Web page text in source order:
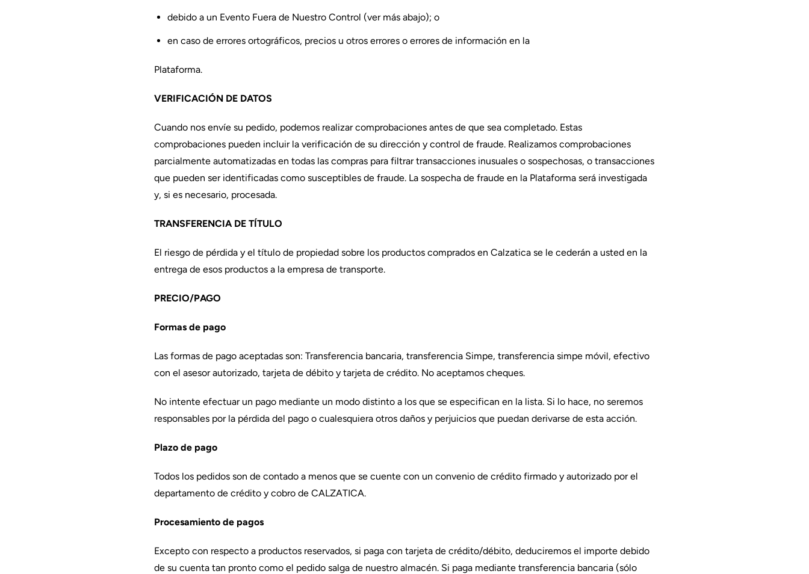
debido a un Evento Fuera de Nuestro Control (ver más abajo); o
en caso de errores ortográficos, precios u otros errores o errores de información en la
Plataforma.
VERIFICACIÓN DE DATOS
Cuando nos envíe su pedido, podemos realizar comprobaciones antes de que sea completado. Estas
comprobaciones pueden incluir la verificación de su dirección y control de fraude. Realizamos comprobaciones
parcialmente automatizadas en todas las compras para filtrar transacciones inusuales o sospechosas, o transacciones
que pueden ser identificadas como susceptibles de fraude. La sospecha de fraude en la Plataforma será investigada
y, si es necesario, procesada.
TRANSFERENCIA DE TÍTULO
El riesgo de pérdida y el título de propiedad sobre los productos comprados en Calzatica se le cederán a usted en la
entrega de esos productos a la empresa de transporte.
PRECIO/PAGO
Formas de pago
Las formas de pago aceptadas son: Transferencia bancaria, transferencia Simpe, transferencia simpe móvil, efectivo
con el asesor autorizado, tarjeta de débito y tarjeta de crédito. No aceptamos cheques.
No intente efectuar un pago mediante un modo distinto a los que se especifican en la lista. Si lo hace, no seremos
responsables por la pérdida del pago o cualesquiera otros daños y perjuicios que puedan derivarse de esta acción.
Plazo de pago
Todos los pedidos son de contado a menos que se cuente con un convenio de crédito firmado y autorizado por el
departamento de crédito y cobro de CALZATICA.
Procesamiento de pagos
Excepto con respecto a productos reservados, si paga con tarjeta de crédito/débito, deduciremos el importe debido
de su cuenta tan pronto como el pedido salga de nuestro almacén. Si paga mediante transferencia bancaria (sólo